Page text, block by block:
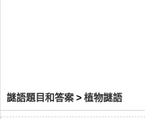
謎語題目和答案 > 植物謎語